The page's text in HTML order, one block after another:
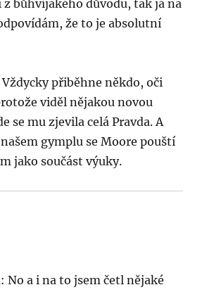
bůhvíjakého důvodu, tak já na
že to je absolutní
Vždycky přiběhne někdo, oči
viděl nějakou novou
se mu zjevila celá Pravda. A
gymplu se Moore pouští
jako součást výuky.
No a i na to jsem četl nějaké